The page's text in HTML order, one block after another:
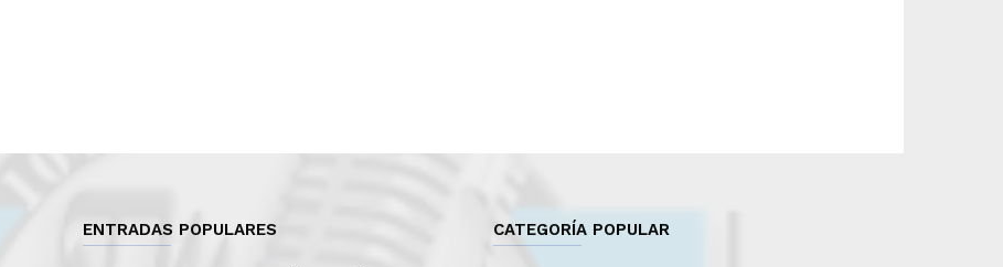
ENTRADAS POPULARES CATEGORÍA POPULAR